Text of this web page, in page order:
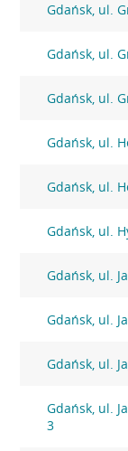
Gdańsk, ul.
Gdańsk, ul.
Gdańsk, ul.
Gdańsk, ul.
Gdańsk, ul.
Gdańsk, ul.
Gdańsk, ul.
Gdańsk, ul.
Gdańsk, ul.
Gdańsk, ul.
3